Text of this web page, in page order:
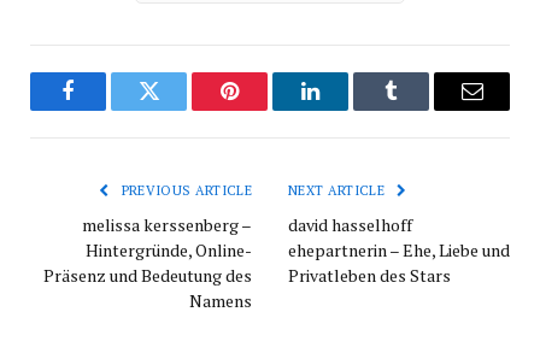
FacebookTwitter Pinterest LinkedInTumblr Email
PREVIOUS ARTICLE
melissa kerssenberg –
Hintergründe, Online-
Präsenz und Bedeutung des
Namens
NEXT ARTICLE
david hasselhoff
ehepartnerin – Ehe, Liebe und
Privatleben des Stars